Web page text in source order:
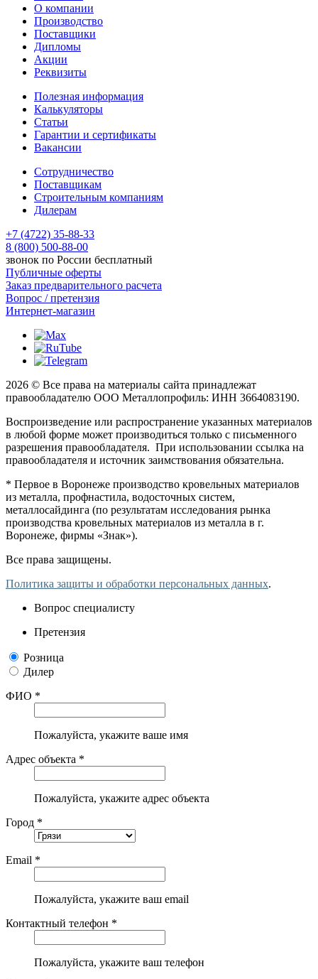
О компании
Производство
Поставщики
Дипломы
Акции
Реквизиты
Полезная информация
Калькуляторы
Статьи
Гарантии и сертификаты
Вакансии
Сотрудничество
Поставщикам
Строительным компаниям
Дилерам
+7 (4722) 35-88-33
8 (800) 500-88-00
звонок по России бесплатный
Публичные оферты
Заказ предварительного расчета
Вопрос / претензия
Интернет-магазин
2026 © Все права на материалы сайта принадлежат
правообладателю ООО Металлопрофиль: ИНН 3664083190.
Воспроизведение или распространение указанных материалов
в любой форме может производиться только с письменного
разрешения правообладателя. При использовании ссылка на
правообладателя и источник заимствования обязательна.
* Первое в Воронеже производство кровельных материалов
из металла, профнастила, водосточных систем,
металлосайдинга (по результатам исследования рынка
производства кровельных материалов из металла в г.
Воронеже, фирмы «Знак»).
Все права защищены.
Политика защиты и обработки персональных данных.
Вопрос специалисту
Претензия
Розница
Дилер
ФИО *
Пожалуйста, укажите ваше имя
Адрес объекта *
Пожалуйста, укажите адрес объекта
Город *
Email *
Пожалуйста, укажите ваш email
Контактный телефон *
Пожалуйста, укажите ваш телефон